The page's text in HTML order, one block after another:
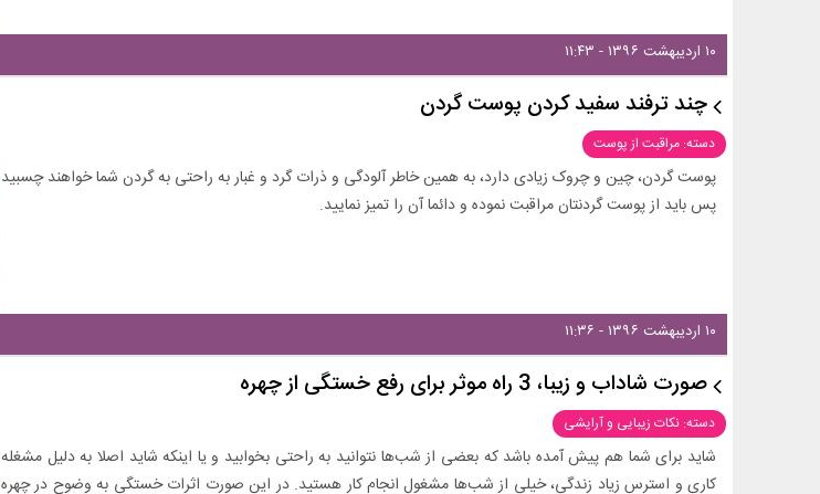
۱۰ اردیبهشت ۱۳۹۶ - ۱۱:۴۳
چند ترفند سفید کردن پوست گردن
دسته: مراقبت از پوست
پوست گردن، چین و چروک زیادی دارد، به همین خاطر آلودگی و ذرات گرد و غبار به راحتی به گردن شما خواهند چسبید
پس باید از پوست گردنتان مراقبت نموده و دائما آن را تمیز نمایید.
۱۰ اردیبهشت ۱۳۹۶ - ۱۱:۳۶
صورت شاداب و زیبا، 3 راه موثر برای رفع خستگی از چهره
دسته: نکات زیبایی و آرایشی
شاید برای شما هم پیش آمده باشد که بعضی از شب‌ها نتوانید به راحتی بخوابید و یا اینکه شاید اصلا به دلیل مشغله
کاری و استرس زیاد زندگی، خیلی از شب‌ها مشغول انجام کار هستید. در این صورت اثرات خستگی به وضوح در چهره